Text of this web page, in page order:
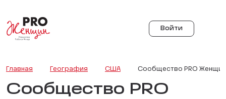
Войти
Главная География США Сообщество PRO
Сообщество PRO